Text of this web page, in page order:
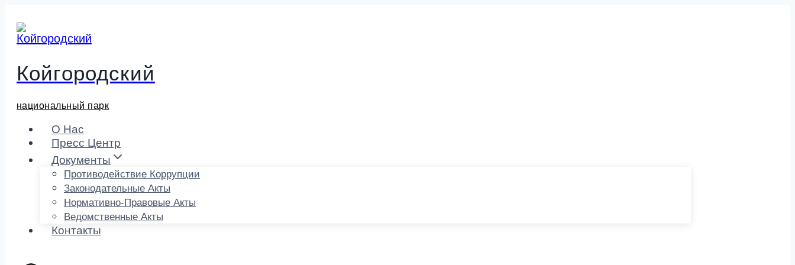
содержимому
Койгородский
национальный парк
О Нас
Пресс Центр
Документы
Противодействие Коррупции
Законодательные Акты
Нормативно-Правовые Акты
Ведомственные Акты
Контакты